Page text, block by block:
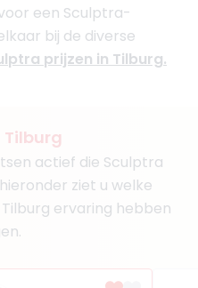
artsprofiel
jaar
consult
een Sculptra-
bij de diverse
prijzen in Tilburg.
actief die Sculptra
ziet u welke
ervaring hebben